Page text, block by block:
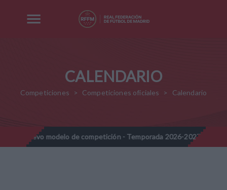
CALENDARIO
Competiciones Competiciones oficiales Calendario
de competición - Temporada 2026-2027 // Nota